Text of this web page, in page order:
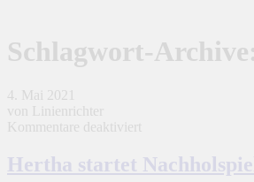
Schlagwort-Archive:
4. Mai 2021
von Linienrichter
Kommentare deaktiviert
startet
Hertha startet